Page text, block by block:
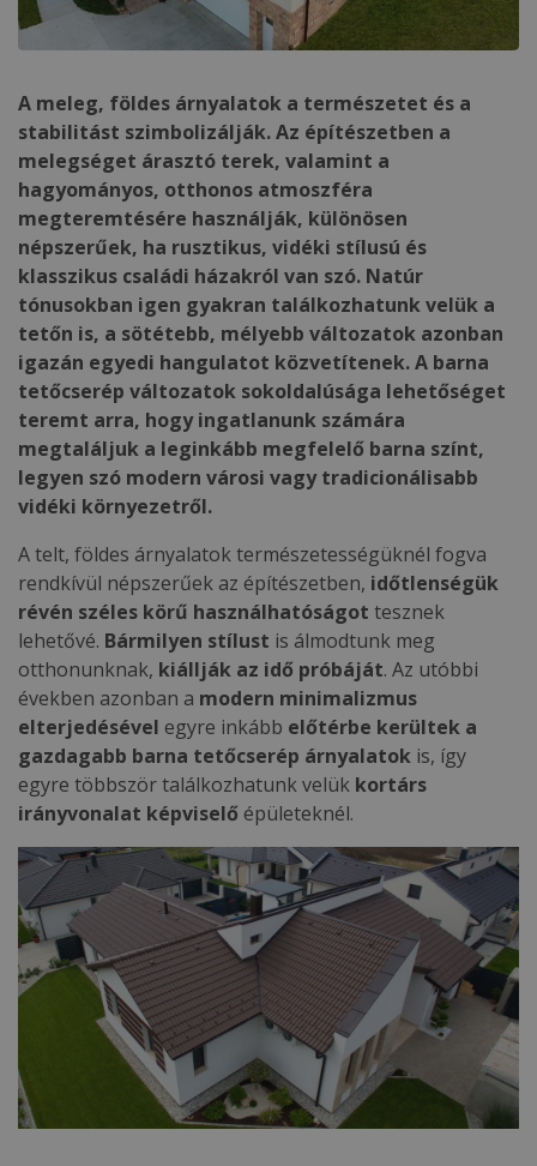
A meleg, földes árnyalatok a természetet és a
stabilitást szimbolizálják. Az építészetben a
melegséget árasztó terek, valamint a
hagyományos, otthonos atmoszféra
megteremtésére használják, különösen
népszerűek, ha rusztikus, vidéki stílusú és
klasszikus családi házakról van szó. Natúr
tónusokban igen gyakran találkozhatunk velük a
tetőn is, a sötétebb, mélyebb változatok azonban
igazán egyedi hangulatot közvetítenek. A barna
tetőcserép változatok sokoldalúsága lehetőséget
teremt arra, hogy ingatlanunk számára
megtaláljuk a leginkább megfelelő barna színt,
legyen szó modern városi vagy tradicionálisabb
vidéki környezetről.
A telt, földes árnyalatok természetességüknél fogva
rendkívül népszerűek az építészetben, időtlenségük
révén széles körű használhatóságot tesznek
lehetővé. Bármilyen stílust is álmodtunk meg
otthonunknak, kiállják az idő próbáját. Az utóbbi
években azonban a modern minimalizmus
elterjedésével egyre inkább előtérbe kerültek a
gazdagabb barna tetőcserép árnyalatok is, így
egyre többször találkozhatunk velük kortárs
irányvonalat képviselő épületeknél.